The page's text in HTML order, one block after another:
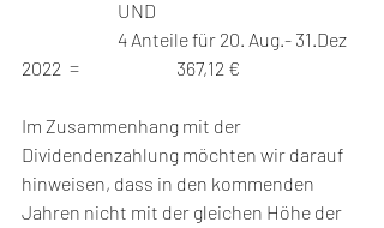
		UND
2022 	= 		   367,12 €
Im Zusammenhang mit der
Dividendenzahlung möchten wir darauf
hinweisen, dass in den kommenden
Jahren nicht mit der gleichen Höhe der